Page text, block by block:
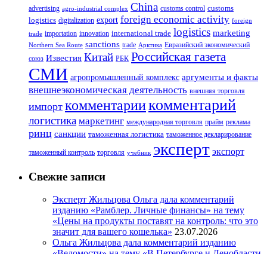
advertising agro-industrial complex China customs control customs
logistics digitalization export foreign economic activity foreign
trade importation innovation international trade logistics marketing
Northern Sea Route sanctions trade Арктика Евразийский экономический
союз Известия Китай РБК Российская газета
СМИ агропромышленный комплекс аргументы и факты
внешнеэкономическая деятельность внешняя торговля
импорт комментариикомментарий
логистика маркетинг международная торговля прайм реклама
ринц санкции таможенная логистика таможенное декларирование
таможенный контроль торговля учебник эксперт экспорт
Свежие записи
Эксперт Жильцова Ольга дала комментарий
изданию «Рамблер. Личные финансы» на тему
«Цены на продукты поставят на контроль: что это
значит для вашего кошелька» 23.07.2026
Ольга Жильцова дала комментарий изданию